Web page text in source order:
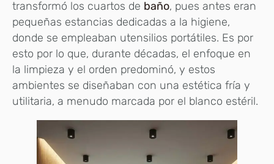
transformó los cuartos de baño, pues antes eran
pequeñas estancias dedicadas a la higiene,
donde se empleaban utensilios portátiles. Es por
esto por lo que, durante décadas, el enfoque en
la limpieza y el orden predominó, y estos
ambientes se diseñaban con una estética fría y
utilitaria, a menudo marcada por el blanco estéril.